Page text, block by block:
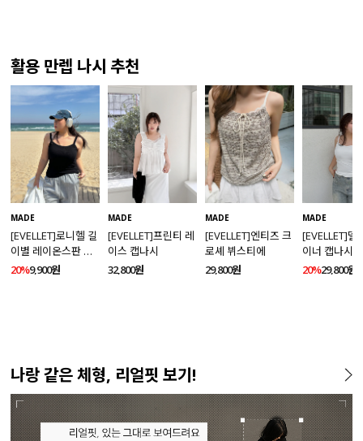
활용 만렙 나시 추천
MADE
[EVELLET]로니헬 길
이별 레이온스판 끈
나시
20%9,900원
MADE
[EVELLET]프린티 레
이스 캡나시
32,800원
MADE
[EVELLET]엔티즈 크
로셰 뷔스티에
29,800원
MADE
[EVELLET]델
이너 캡나시
20%29,800원
나랑 같은 체형, 리얼핏 보기!